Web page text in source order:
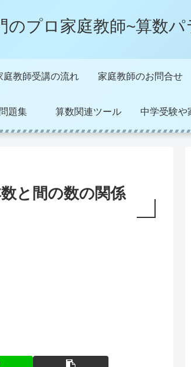
のプロ家庭教師~算数
庭教師受講の流れ 家庭教師のお問合せ
題集 算数関連ツール 中学受験や
と間の数の関係